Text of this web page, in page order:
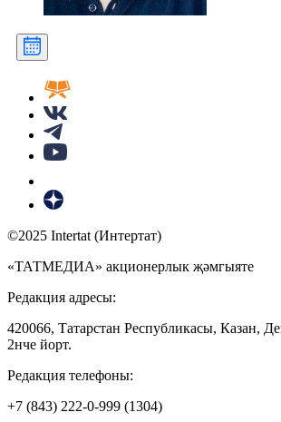
©2025 Intertat (Интертат)
«ТАТМЕДИА» акционерлык җәмгыяте
Редакция адресы:
420066, Татарстан Республикасы, Казан,
2нче йорт.
Редакция телефоны:
+7 (843) 222-0-999 (1304)